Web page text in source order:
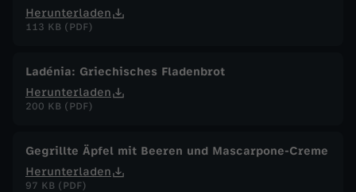
Herunterladen
113 KB (PDF)
Ladénia: Griechisches Fladenbrot
Herunterladen
200 KB (PDF)
Gegrillte Äpfel mit Beeren und Mascarpone-Creme
Herunterladen
97 KB (PDF)